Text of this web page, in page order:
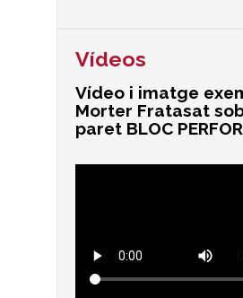
Vídeos
Vídeo i imatge
Morter Fratasat
paret BLOC